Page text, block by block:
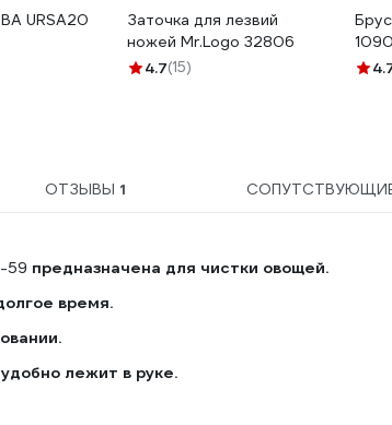
URSA20
Заточка для лезвий
ножей Mr.Logo 32806
4.7(15)
ОТЗЫВЫ 1
59 предназначена для чистки овощей.
время.
удобно лежит в руке.